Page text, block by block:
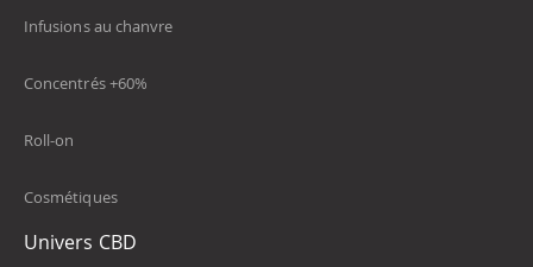
Infusions au chanvre
Concentrés +60%
Roll-on
Cosmétiques
Univers CBD